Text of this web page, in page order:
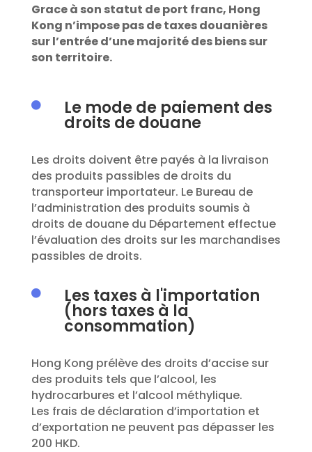
Grace à son statut de port franc, Hong
Kong n’impose pas de taxes douanières
sur l’entrée d’une majorité des biens sur
son territoire.
 Le mode de paiement des
droits de douane
Les droits doivent être payés à la livraison
des produits passibles de droits du
transporteur importateur. Le Bureau de
l’administration des produits soumis à
droits de douane du Département effectue
l’évaluation des droits sur les marchandises
passibles de droits.
 Les taxes à l'importation
(hors taxes à la
consommation)
Hong Kong prélève des droits d’accise sur
des produits tels que l’alcool, les
hydrocarbures et l’alcool méthylique.
Les frais de déclaration d’importation et
d’exportation ne peuvent pas dépasser les
200 HKD.